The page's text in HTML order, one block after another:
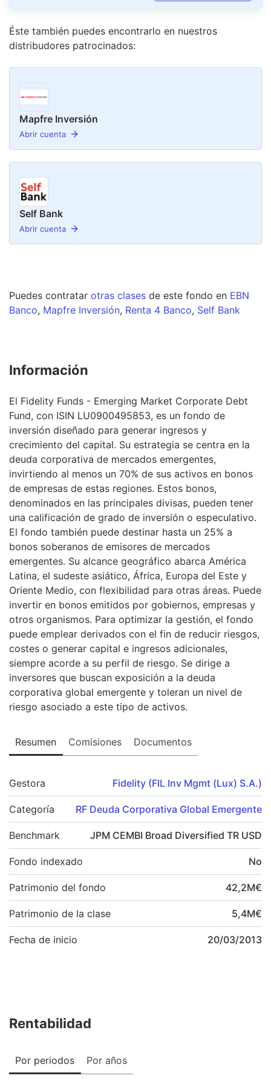
Éste también puedes encontrarlo en nuestros
distribudores patrocinados:
Mapfre Inversión
Abrir cuenta
Self Bank
Abrir cuenta
Puedes contratar otras clases de este fondo en EBN
Banco, Mapfre Inversión, Renta 4 Banco, Self Bank
Información
El Fidelity Funds - Emerging Market Corporate Debt
Fund, con ISIN LU0900495853, es un fondo de
inversión diseñado para generar ingresos y
crecimiento del capital. Su estrategia se centra en la
deuda corporativa de mercados emergentes,
invirtiendo al menos un 70% de sus activos en bonos
de empresas de estas regiones. Estos bonos,
denominados en las principales divisas, pueden tener
una calificación de grado de inversión o especulativo.
El fondo también puede destinar hasta un 25% a
bonos soberanos de emisores de mercados
emergentes. Su alcance geográfico abarca América
Latina, el sudeste asiático, África, Europa del Este y
Oriente Medio, con flexibilidad para otras áreas. Puede
invertir en bonos emitidos por gobiernos, empresas y
otros organismos. Para optimizar la gestión, el fondo
puede emplear derivados con el fin de reducir riesgos,
costes o generar capital e ingresos adicionales,
siempre acorde a su perfil de riesgo. Se dirige a
inversores que buscan exposición a la deuda
corporativa global emergente y toleran un nivel de
riesgo asociado a este tipo de activos.
Resumen Comisiones Documentos
Gestora Fidelity (FIL Inv Mgmt (Lux) S.A.)
Categoría RF Deuda Corporativa Global Emergente
Benchmark JPM CEMBI Broad Diversified TR USD
Fondo indexado No
Patrimonio del fondo 42,2M€
Patrimonio de la clase 5,4M€
Fecha de inicio 20/03/2013
Rentabilidad
Por periodos Por años